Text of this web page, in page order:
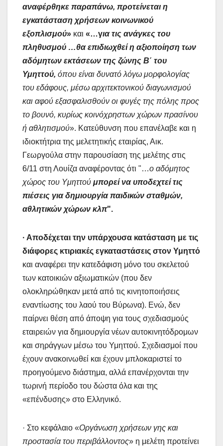
αναφέρθηκε παραπάνω, προτείνεται η
εγκατάσταση χρήσεων κοινωνικού
εξοπλισμού» και «…για τις ανάγκες του
πληθυσμού …θα επιδιωχθεί η αξιοποίηση των
αδόμητων εκτάσεων της ζώνης Β΄ του
Υμηττού, όπου είναι δυνατό λόγω μορφολογίας
του εδάφους, μέσω αρχιτεκτονικού διαγωνισμού
και αφού εξασφαλισθούν οι φυγές της πόλης προς
το βουνό, κυρίως κοινόχρηστων χώρων πρασίνου
ή αθλητισμού». Κατεύθυνση που επανέλαβε και η
ιδιοκτήτρια της μελετητικής εταιρίας, Αικ.
Γεωργούλα στην παρουσίαση της μελέτης στις
6/11 στη Λουίζα αναφέροντας ότι "…ο αδόμητος
χώρος του Υμηττού μπορεί να υποδεχτεί τις
πιέσεις για δημιουργία παιδικών σταθμών,
αθλητικών χώρων κλπ".
· Αποδέχεται την υπάρχουσα κατάσταση με τις
διάφορες κτιριακές εγκαταστάσεις στον Υμηττό
και αναφέρει την κατεδάφιση μόνο του σκελετού
των κατοικιών αξιωματικών (που δεν
ολοκληρώθηκαν μετά από τις κινητοποιήσεις
εναντίωσης του λαού του Βύρωνα). Ενώ, δεν
παίρνει θέση από άποψη για τους σχεδιασμούς
εταιρειών για δημιουργία νέων αυτοκινητόδρομων
και σηράγγων μέσω του Υμηττού. Σχεδιασμοί που
έχουν ανακοινωθεί και έχουν μπλοκαριστεί το
προηγούμενο διάστημα, αλλά επανέρχονται την
τωρινή περίοδο του δώστα όλα και της
«επένδυσης» στο Ελληνικό.
· Στο κεφάλαιο «Οργάνωση χρήσεων γης και
προστασία του περιβάλλοντος» η μελέτη προτείνει